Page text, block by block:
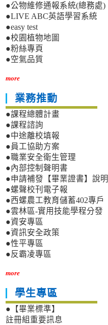
●公物維修通報系統(總務處)
●LIVE ABC英語學習系統
●easy test
●校園植物地圖
●粉絲專頁
●空氣品質
more
業務推動
●課程總體計畫
●課程諮詢
●中途離校填報
●員工協助方案
●職業安全衛生管理
●內部控制聲明書
●申請補發【畢業證書】說明
●螺聲校刊電子報
●西螺農工教育儲蓄402專戶
●雲林區-實用技能學程分發
●資安專區
●資訊安全政策
●性平專區
●反霸凌專區
more
學生專區
●【畢業標準】
註冊組重要訊息